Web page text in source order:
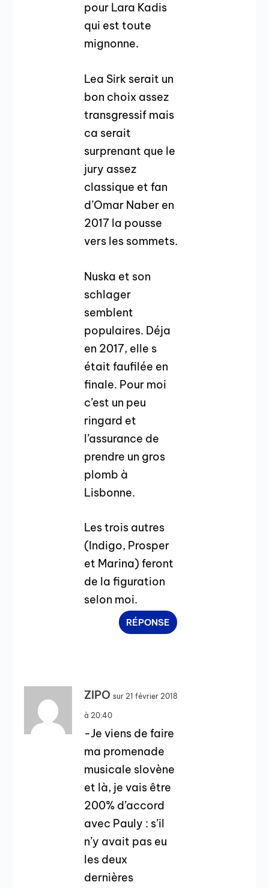
pour Lara Kadis
qui est toute
mignonne.
Lea Sirk serait un
bon choix assez
transgressif mais
ca serait
surprenant que le
jury assez
classique et fan
d’Omar Naber en
2017 la pousse
vers les sommets.
Nuska et son
schlager
semblent
populaires. Déja
en 2017, elle s
était faufilée en
finale. Pour moi
c’est un peu
ringard et
l’assurance de
prendre un gros
plomb à
Lisbonne.
Les trois autres
(Indigo, Prosper
et Marina) feront
de la figuration
selon moi.
RÉPONSE
ZIPO sur 21 février 2018
à 20:40
-Je viens de faire
ma promenade
musicale slovène
et là, je vais être
200% d’accord
avec Pauly : s’il
n’y avait pas eu
les deux
dernières